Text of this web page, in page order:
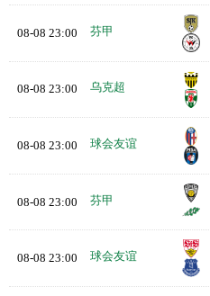
08-08 23:00 芬甲
08-08 23:00 乌克超
08-08 23:00 球会友谊
08-08 23:00 芬甲
08-08 23:00 球会友谊